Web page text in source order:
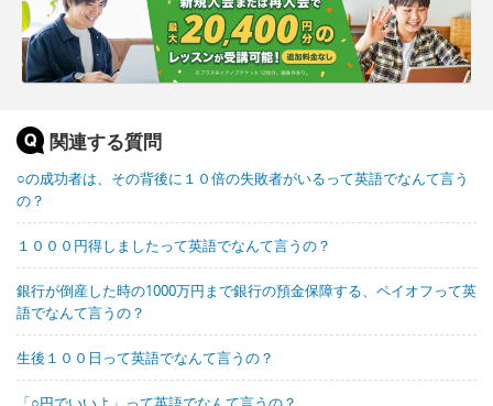
関連する質問
○の成功者は、その背後に１０倍の失敗者がいるって英語でなんて言う
の？
１０００円得しましたって英語でなんて言うの？
銀行が倒産した時の1000万円まで銀行の預金保障する、ペイオフって英
語でなんて言うの？
生後１００日って英語でなんて言うの？